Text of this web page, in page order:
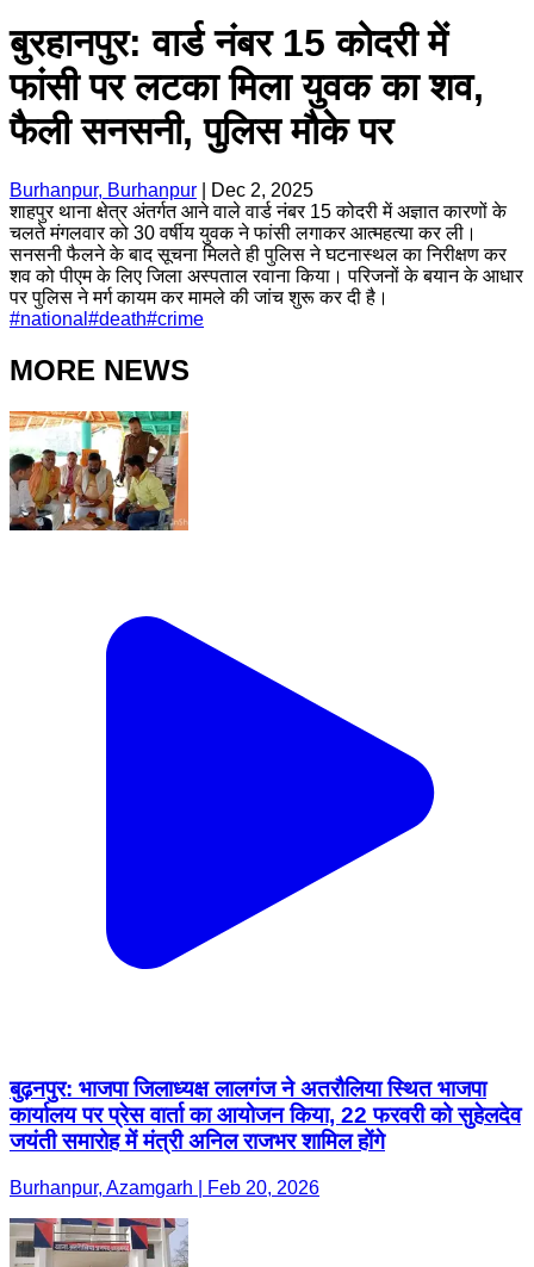
बुरहानपुर: वार्ड नंबर 15 कोदरी में
फांसी पर लटका मिला युवक का शव,
फैली सनसनी, पुलिस मौके पर
Burhanpur, Burhanpur
Dec 2, 2025
शाहपुर थाना क्षेत्र अंतर्गत आने वाले वार्ड नंबर 15 कोदरी में अज्ञात कारणों के
चलते मंगलवार को 30 वर्षीय युवक ने फांसी लगाकर आत्महत्या कर ली।
सनसनी फैलने के बाद सूचना मिलते ही पुलिस ने घटनास्थल का निरीक्षण कर
शव को पीएम के लिए जिला अस्पताल रवाना किया। परिजनों के बयान के आधार
पर पुलिस ने मर्ग कायम कर मामले की जांच शुरू कर दी है।
#national #death#crime
MORE NEWS
बुढ़नपुर: भाजपा जिलाध्यक्ष लालगंज ने अतरौलिया स्थित भाजपा
कार्यालय पर प्रेस वार्ता का आयोजन किया, 22 फरवरी को सुहेलदेव
जयंती समारोह में मंत्री अनिल राजभर शामिल होंगे
Burhanpur, Azamgarh | Feb 20, 2026